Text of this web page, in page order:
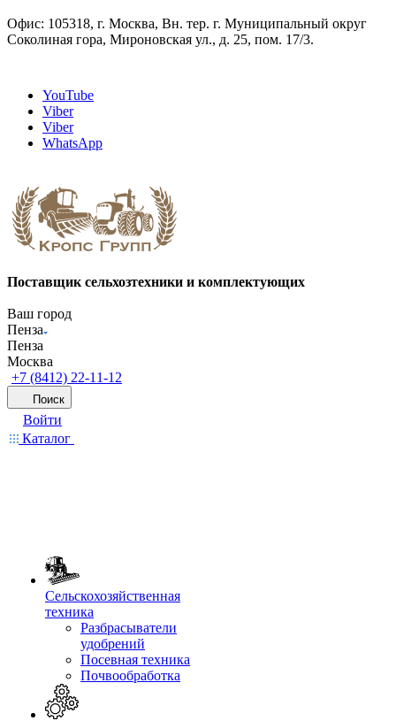
Офис: 105318, г. Москва, Вн. тер. г. Муниципальный округ
Соколиная гора, Мироновская ул., д. 25, пом. 17/3.
YouTube
Viber
Viber
WhatsApp
Поставщик сельхозтехники и комплектующих
Ваш город
Пенза
Пенза
Москва
+7 (8412) 22-11-12
Поиск
Войти
Каталог
Сельскохозяйственная
техника
Разбрасыватели
удобрений
Посевная техника
Почвообработка